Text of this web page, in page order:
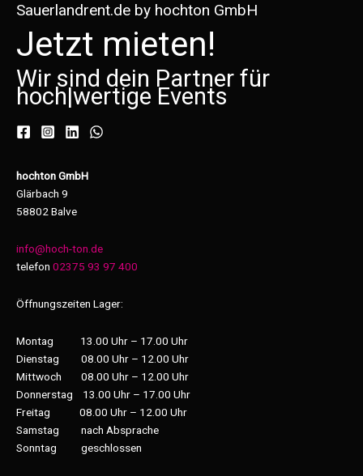
Sauerlandrent.de by hochton GmbH
Jetzt mieten!
Wir sind dein Partner für
hoch|wertige Events
hochton GmbH
Glärbach 9
58802 Balve
info@hoch-ton.de
telefon 02375 93 97 400
Öffnungszeiten Lager:
Montag 13.00 Uhr – 17.00 Uhr
Dienstag 08.00 Uhr – 12.00 Uhr
Mittwoch 08.00 Uhr – 12.00 Uhr
Donnerstag 13.00 Uhr – 17.00 Uhr
Freitag 08.00 Uhr – 12.00 Uhr
Samstag nach Absprache
Sonntag geschlossen